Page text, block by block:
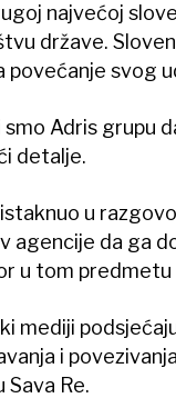
najvećoj
države.
povećanje svog
smo Adris grupu
detalje.
u
agencije da ga
u tom predmetu
mediji
i
Sava Re.